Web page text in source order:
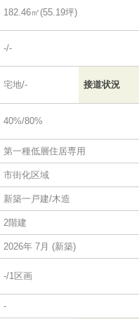
182.46㎡(55.19坪)
-/-
宅地/- 接道状況
40%/80%
第一種低層住居専用
市街化区域
新築一戸建/木造
2階建
2026年 7月 (新築)
-/1区画
-